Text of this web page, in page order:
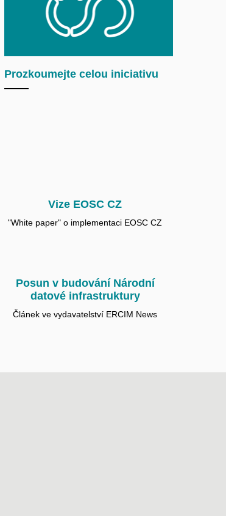
Prozkoumejte celou iniciativu
Vize EOSC CZ
"White paper" o implementaci EOSC CZ
Posun v budování Národní
datové infrastruktury
Článek ve vydavatelství ERCIM News